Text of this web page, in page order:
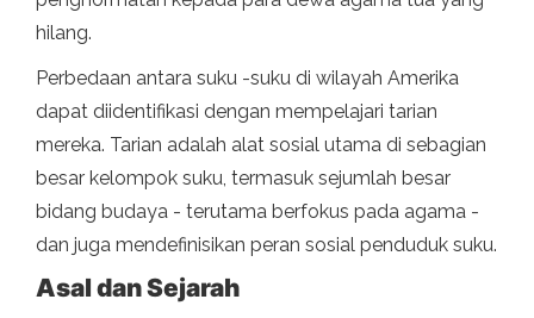
hilang.
Perbedaan antara suku -suku di wilayah Amerika
dapat diidentifikasi dengan mempelajari tarian
mereka. Tarian adalah alat sosial utama di sebagian
besar kelompok suku, termasuk sejumlah besar
bidang budaya - terutama berfokus pada agama -
dan juga mendefinisikan peran sosial penduduk suku.
Asal dan Sejarah